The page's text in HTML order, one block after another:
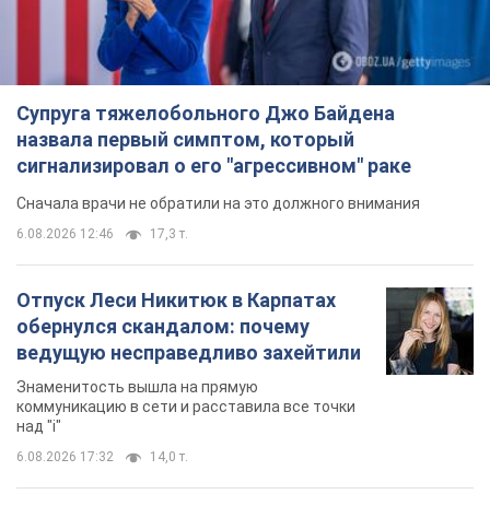
Супруга тяжелобольного Джо Байдена
назвала первый симптом, который
сигнализировал о его "агрессивном" раке
Сначала врачи не обратили на это должного внимания
6.08.2026 12:46 17,3 т.
Отпуск Леси Никитюк в Карпатах
обернулся скандалом: почему
ведущую несправедливо захейтили
Знаменитость вышла на прямую
коммуникацию в сети и расставила все точки
над "i"
6.08.2026 17:32 14,0 т.